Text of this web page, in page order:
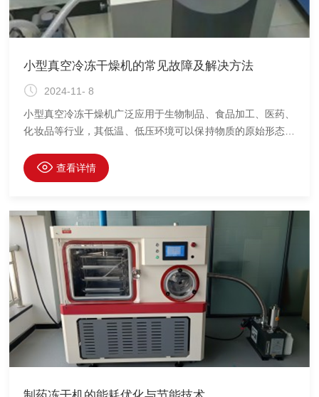
小型真空冷冻干燥机的常见故障及解决方法
2024-11- 8
小型真空冷冻干燥机广泛应用于生物制品、食品加工、医药、
化妆品等行业，其低温、低压环境可以保持物质的原始形态和
常见的故障，影响其正常工作。本文将介绍小型真空冷冻干燥
机的常见故障及其相应的解决方法，帮助用户更好地进行设备
查看详情